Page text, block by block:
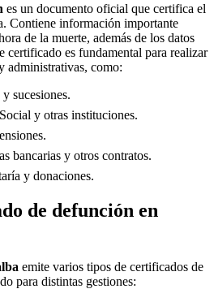
es un documento oficial que certifica el
Contiene información importante
de la muerte, además de los datos
certificado es fundamental para realizar
administrativas, como:
sucesiones.
y otras instituciones.
bancarias y otros contratos.
y donaciones.
de defunción en
emite varios tipos de certificados de
para distintas gestiones: